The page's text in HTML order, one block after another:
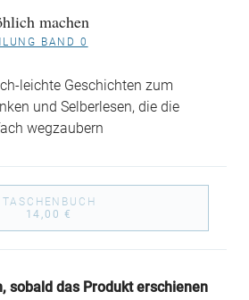
machen
BAND 0
leichte Geschichten zum
und Selberlesen, die die
wegzaubern
TASCHENBUCH
14,00 €
sobald das Produkt erschienen